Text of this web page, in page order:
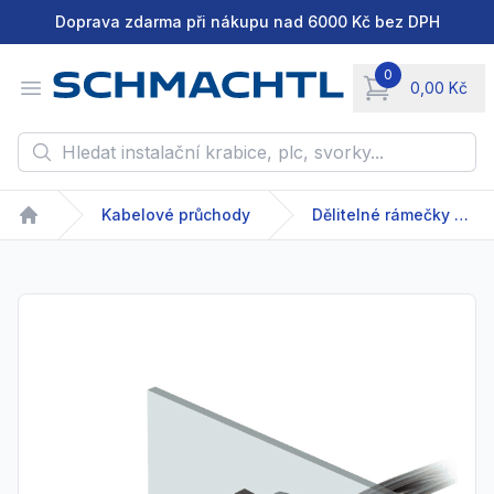
Doprava zdarma při nákupu nad 6000 Kč bez DPH
Open menu
0
0,00 Kč
items in cart,
Hledat instalační krabice, plc, svorky...
Home
Kabelové průchody Dělitelné rámečky pro vedení kabelů s osazenými konektory nebo bez nich